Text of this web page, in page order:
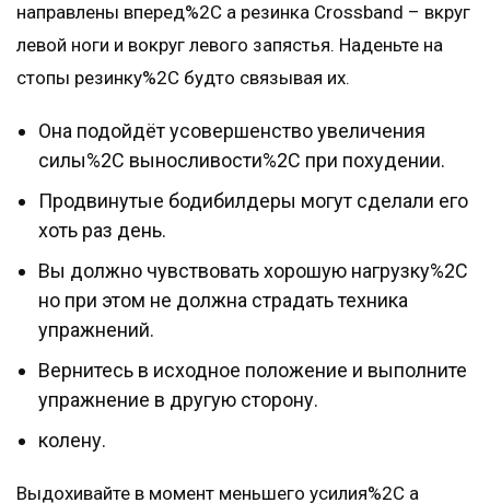
направлены вперед%2C а резинка Crossband – вкруг
левой ноги и вокруг левого запястья. Наденьте на
стопы резинку%2C будто связывая их.
Она подойдёт усовершенство увеличения
силы%2C выносливости%2C при похудении.
Продвинутые бодибилдеры могут сделали его
хоть раз день.
Вы должно чувствовать хорошую нагрузку%2C
но при этом не должна страдать техника
упражнений.
Вернитесь в исходное положение и выполните
упражнение в другую сторону.
колену.
Выдохивайте в момент меньшего усилия%2C а